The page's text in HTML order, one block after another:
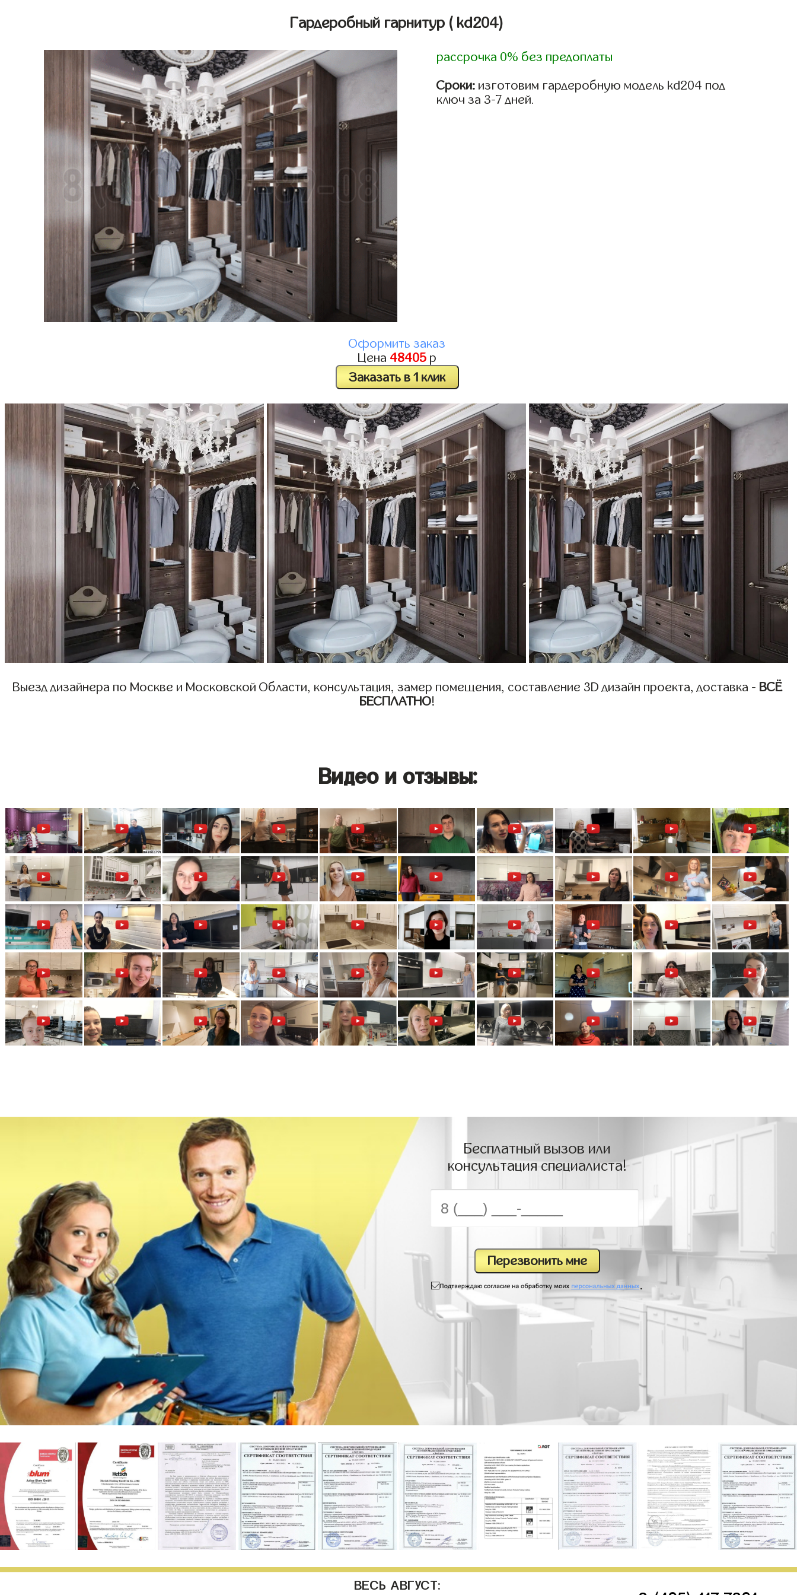
Гардеробный гарнитур ( kd204)
рассрочка 0% без предоплаты
Сроки: изготовим гардеробную модель kd204 под
ключ за 3-7 дней.
Оформить заказ
Цена 48405 р
Заказать в 1 клик
Выезд дизайнера по Москве и Московской Области, консультация, замер помещения, составление 3D дизайн проекта, доставка - ВСЁ
БЕСПЛАТНО!
Видео и отзывы:
Бесплатный вызов или
консультация специалиста!
.
ВЕСЬ АВГУСТ: